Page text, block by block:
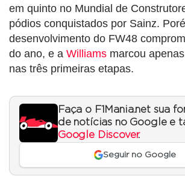
em quinto no Mundial de
pódios conquistados por Sainz.
desenvolvimento do FW48
do ano, e a Williams marcou
nas três primeiras etapas.
Faça o F1Mania.net sua
de notícias no Google e
Google Discover.
Seguir no Google